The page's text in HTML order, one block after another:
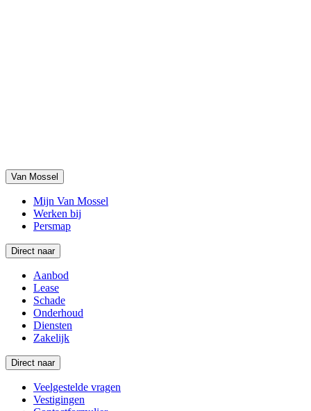
Van Mossel
Mijn Van Mossel
Werken bij
Persmap
Direct naar
Aanbod
Lease
Schade
Onderhoud
Diensten
Zakelijk
Direct naar
Veelgestelde vragen
Vestigingen